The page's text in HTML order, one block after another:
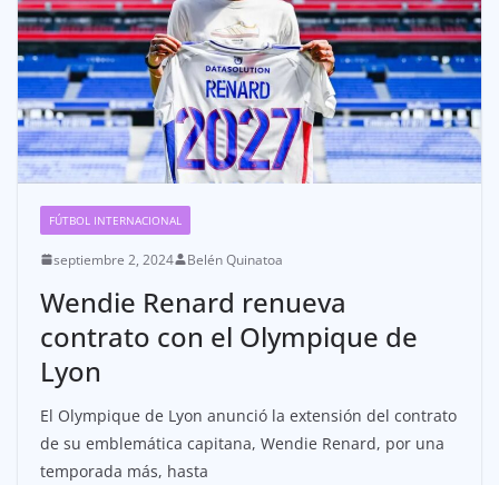
FÚTBOL INTERNACIONAL
septiembre 2, 2024 Belén Quinatoa
Wendie Renard renueva
contrato con el Olympique de
Lyon
El Olympique de Lyon anunció la extensión del contrato
de su emblemática capitana, Wendie Renard, por una
temporada más, hasta